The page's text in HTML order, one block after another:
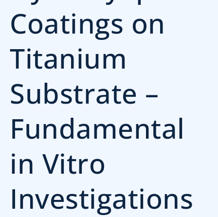
Coatings on
Titanium
Substrate –
Fundamental
in Vitro
Investigations